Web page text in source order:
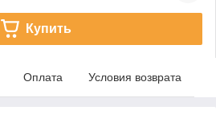
Купить
Оплата Условия возврата